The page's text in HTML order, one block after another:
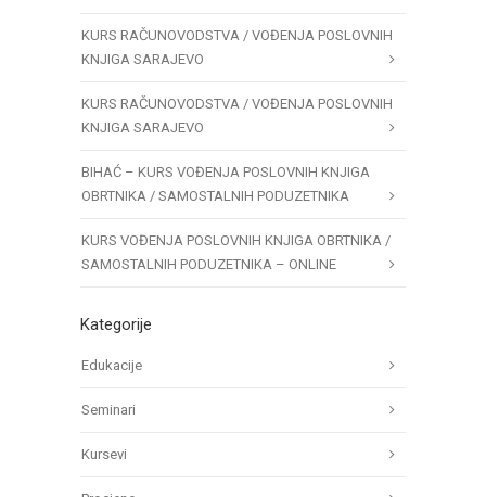
KURS RAČUNOVODSTVA / VOĐENJA POSLOVNIH
KNJIGA SARAJEVO
KURS RAČUNOVODSTVA / VOĐENJA POSLOVNIH
KNJIGA SARAJEVO
BIHAĆ – KURS VOĐENJA POSLOVNIH KNJIGA
OBRTNIKA / SAMOSTALNIH PODUZETNIKA
KURS VOĐENJA POSLOVNIH KNJIGA OBRTNIKA /
SAMOSTALNIH PODUZETNIKA – ONLINE
Kategorije
Edukacije
Seminari
Kursevi